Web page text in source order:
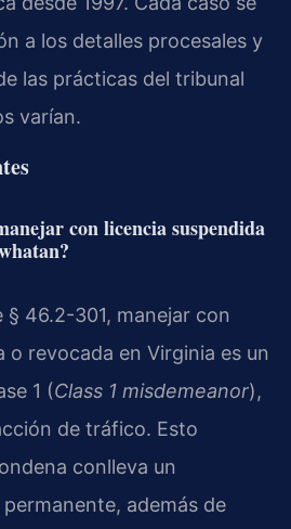
a los detalles procesales y
las prácticas del tribunal
varían.
con licencia suspendida
§ 46.2-301, manejar con
o revocada en Virginia es un
1 (Class 1 misdemeanor),
de tráfico. Esto
conlleva un
además de